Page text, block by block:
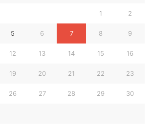
1 2
5 6 7 8 9
12 13 14 15 16
19 20 21 22 23
26 27 28 29 30